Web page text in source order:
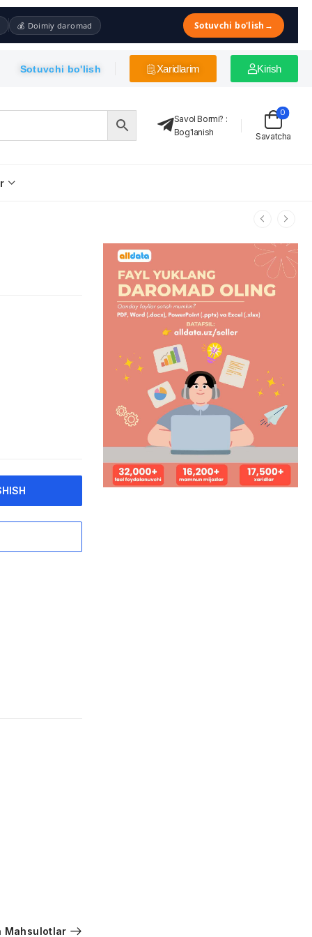
💰 Doimiy daromad Sotuvchi bo'lish →
Sotuvchi bo'lish Xaridlarim Kirish
Savol Bormi? :
Bog'lanish
Savatcha
0
Mahsulotlar